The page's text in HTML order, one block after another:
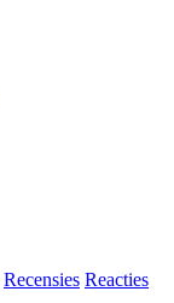
Recensies Reacties